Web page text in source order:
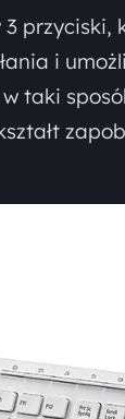
przyciski,
i
taki